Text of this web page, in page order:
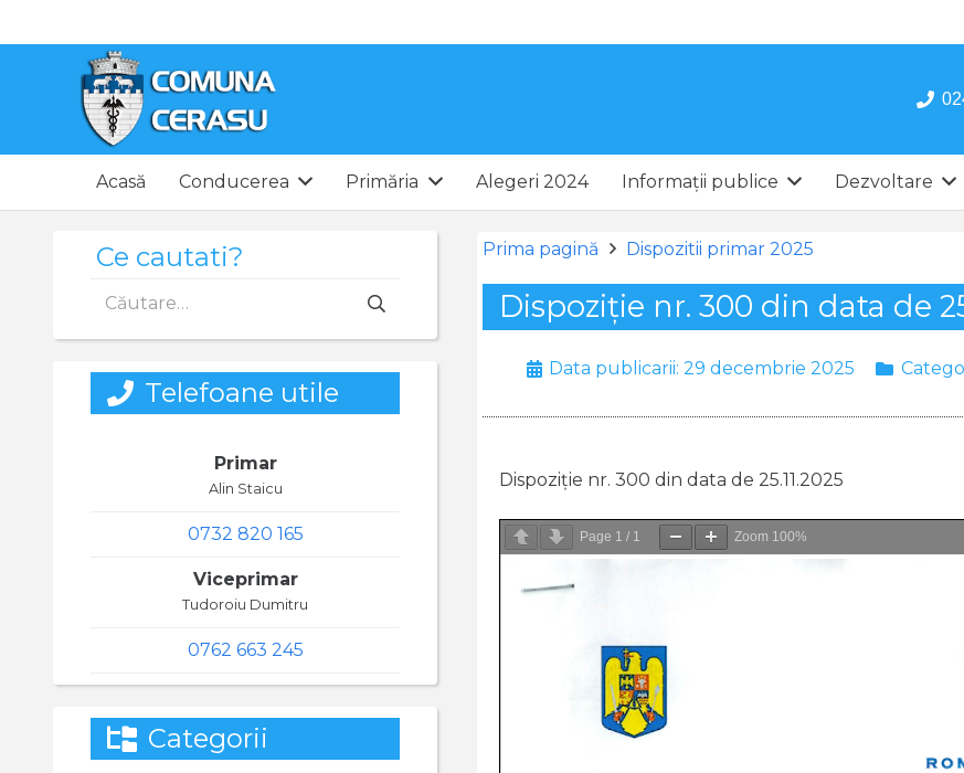
Acasă Conducerea Primăria Alegeri 2024 Informații publice Dezvoltare
Prima pagină Dispozitii primar 2025
Dispoziție nr. 300 din data de
Data publicarii:29 decembrie 2025
Dispoziție nr. 300 din data de 25.11.2025
Page 1 / 1 Zoom 100%
Ce cautati?
după:
Telefoane utile
Primar
Alin Staicu
0732 820 165
Viceprimar
Tudoroiu Dumitru
0762 663 245
Categorii